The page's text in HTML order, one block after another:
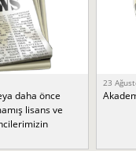
daha önce
lisans ve
23